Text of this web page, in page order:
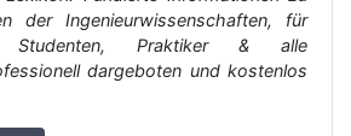
der Ingenieurwissenschaften, für
Studenten, Praktiker & alle
dargeboten und kostenlos